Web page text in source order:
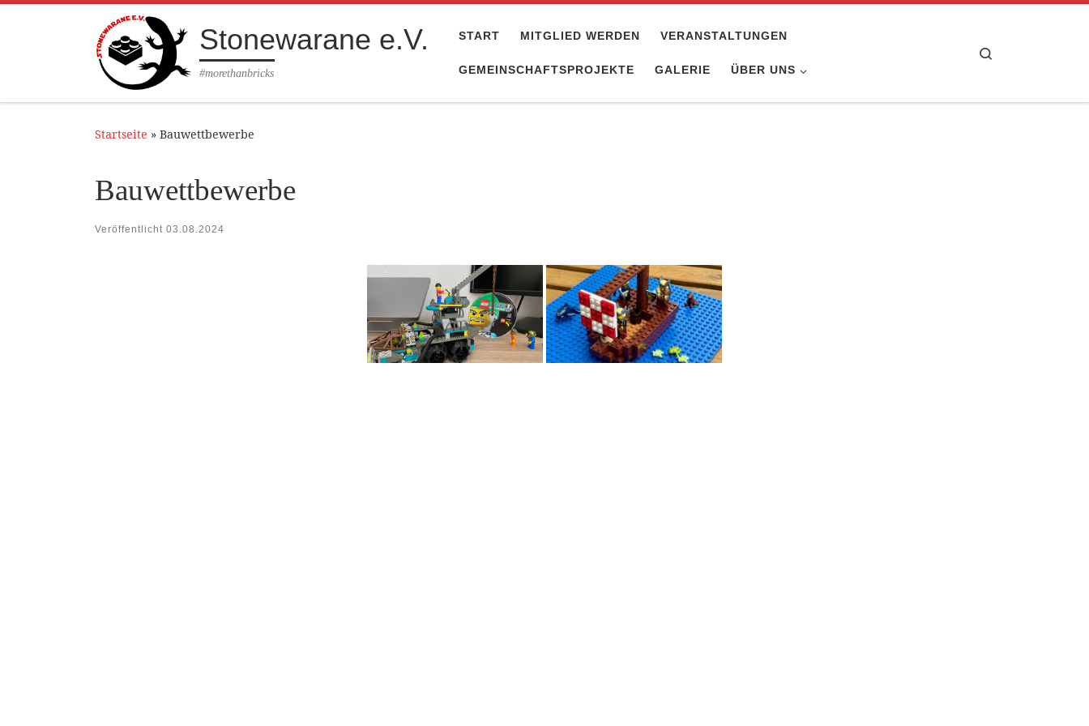
Zum Inhalt springen Stonewarane e.V.
#morethanbricks
START MITGLIED WERDEN VERANSTALTUNGEN
GEMEINSCHAFTSPROJEKTE GALERIE ÜBER UNS
Startseite » Bauwettbewerbe
Bauwettbewerbe
Veröffentlicht 03.08.2024